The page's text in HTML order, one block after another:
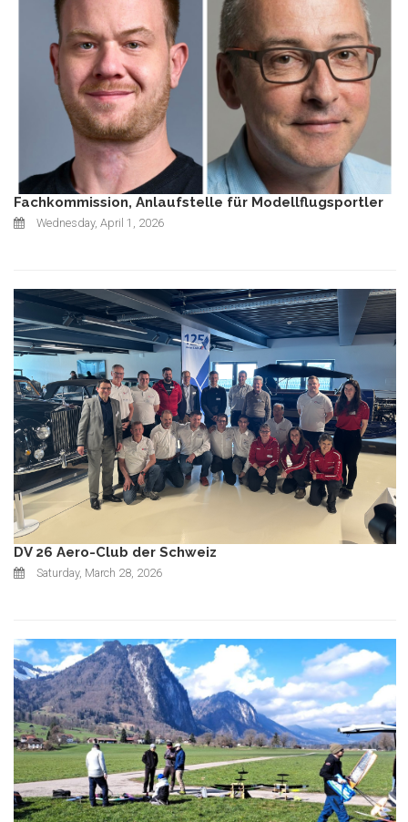
Fachkommission, Anlaufstelle für Modellflugsportler
Wednesday, April 1, 2026
DV 26 Aero-Club der Schweiz
Saturday, March 28, 2026